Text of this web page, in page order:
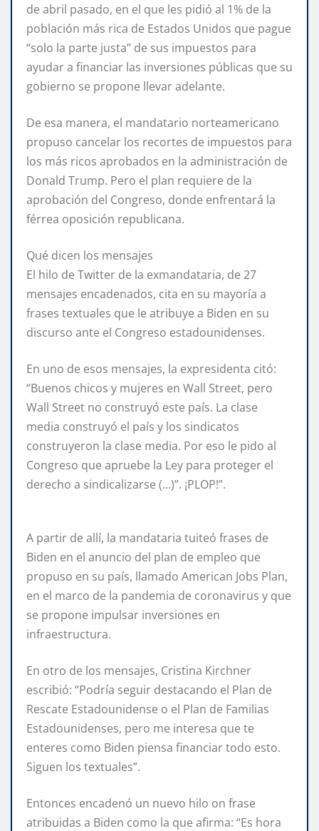
de abril pasado, en el que les pidió al 1% de la
población más rica de Estados Unidos que pague
“solo la parte justa” de sus impuestos para
ayudar a financiar las inversiones públicas que su
gobierno se propone llevar adelante.
De esa manera, el mandatario norteamericano
propuso cancelar los recortes de impuestos para
los más ricos aprobados en la administración de
Donald Trump. Pero el plan requiere de la
aprobación del Congreso, donde enfrentará la
férrea oposición republicana.
Qué dicen los mensajes
El hilo de Twitter de la exmandataria, de 27
mensajes encadenados, cita en su mayoría a
frases textuales que le atribuye a Biden en su
discurso ante el Congreso estadounidenses.
En uno de esos mensajes, la expresidenta citó:
“Buenos chicos y mujeres en Wall Street, pero
Wall Street no construyó este país. La clase
media construyó el país y los sindicatos
construyeron la clase media. Por eso le pido al
Congreso que apruebe la Ley para proteger el
derecho a sindicalizarse (…)”. ¡PLOP!”.
A partir de allí, la mandataria tuiteó frases de
Biden en el anuncio del plan de empleo que
propuso en su país, llamado American Jobs Plan,
en el marco de la pandemia de coronavirus y que
se propone impulsar inversiones en
infraestructura.
En otro de los mensajes, Cristina Kirchner
escribió: “Podría seguir destacando el Plan de
Rescate Estadounidense o el Plan de Familias
Estadounidenses, pero me interesa que te
enteres como Biden piensa financiar todo esto.
Siguen los textuales”.
Entonces encadenó un nuevo hilo on frase
atribuidas a Biden como la que afirma: “Es hora